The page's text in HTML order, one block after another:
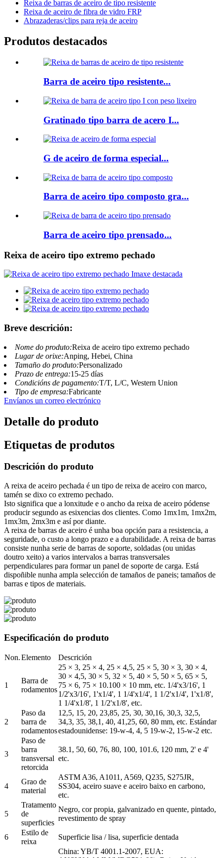
Reixa de barras de aceiro de tipo resistente
Reixa de aceiro de fibra de vidro FRP
Abrazaderas/clips para reja de aceiro
Produtos destacados
Barra de aceiro tipo resistente...
Gratinado tipo barra de acero I...
G de aceiro de forma especial...
Barra de aceiro tipo composto gra...
Barra de aceiro tipo prensado...
Reixa de aceiro tipo extremo pechado
Breve descrición:
Nome do produto:Reixa de aceiro tipo extremo pechado
Lugar de orixe:Anping, Hebei, China
Tamaño do produto:Personalizado
Prazo de entrega:15-25 días
Condicións de pagamento:T/T, L/C, Western Union
Tipo de empresa:Fabricante
Envíanos un correo electrónico
Detalle do produto
Etiquetas de produtos
Descrición do produto
A reixa de aceiro pechada é un tipo de reixa de aceiro con marco,
tamén se dixo co extremo pechado.
Isto significa que a lonxitude e o ancho da reixa de aceiro pódense
producir segundo as esixencias dos clientes. Como 1mx1m, 1mx2m,
1mx3m, 2mx3m e así por diante.
A reixa de barras de aceiro é unha boa opción para a resistencia, a
seguridade, o custo a longo prazo e a durabilidade. A reixa de barras
consiste nunha serie de barras de soporte, soldadas (ou unidas
doutro xeito) a varios intervalos a barras transversales
perpendiculares para formar un panel de soporte de carga. Está
dispoñible nunha ampla selección de tamaños de paneis; tamaños de
barras e tipos de materiais.
Especificación do produto
Non.Elemento Descrición
1
Barra de
rodamentos
25 × 3, 25 × 4, 25 × 4,5, 25 × 5, 30 × 3, 30 × 4,
30 × 4,5, 30 × 5, 32 × 5, 40 × 5, 50 × 5, 65 × 5,
75 × 6, 75 × 10.100 × 10 mm, etc. 1/4'x3/16', 1
1/2'x3/16', 1'x1/4', 1 1/4'x1/4', 1 1/2'x1/4', 1'x1/8',
1 1/4'x1/8', 1 1/2'x1/8', etc.
2
Paso da
barra de
rodamentos
12,5, 15, 20, 23,85, 25, 30, 30,16, 30,3, 32,5,
34,3, 35, 38,1, 40, 41,25, 60, 80 mm, etc. Estándar
estadounidense: 19-w-4, 4, 5 19-w-2, 15-w-2 etc.
3
Paso de
barra
transversal
retorcida
38.1, 50, 60, 76, 80, 100, 101.6, 120 mm, 2' e 4'
etc.
4
Grao de
material
ASTM A36, A1011, A569, Q235, S275JR,
SS304, aceiro suave e aceiro baixo en carbono,
etc.
5
Tratamento
de
superficies
Negro, cor propia, galvanizado en quente, pintado,
revestimento de spray
6
Estilo de
reixa
Superficie lisa / lisa, superficie dentada
China: YB/T 4001.1-2007, EUA: